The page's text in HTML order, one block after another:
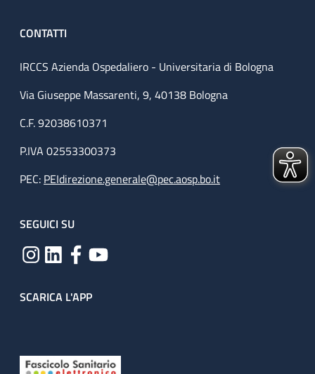
CONTATTI
IRCCS Azienda Ospedaliero - Universitaria di Bologna
Via Giuseppe Massarenti, 9, 40138 Bologna
C.F. 92038610371
P.IVA 02553300373
PEC: PEIdirezione.generale@pec.aosp.bo.it
SEGUICI SU
SCARICA L'APP